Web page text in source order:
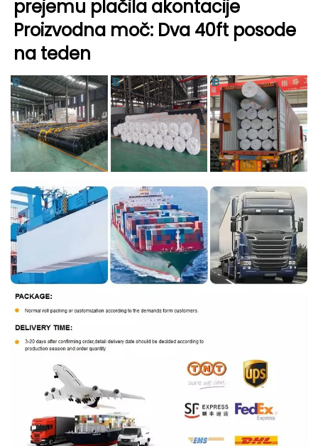
prejemu plačila akontacije
Proizvodna moč: Dva 40ft posode
na teden